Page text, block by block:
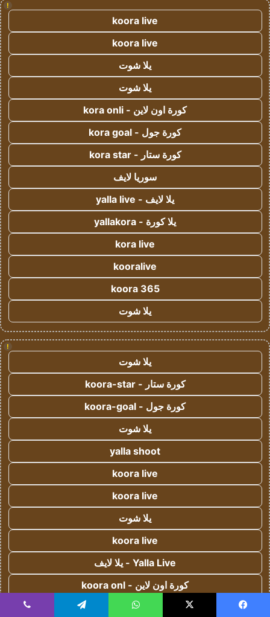
!
koora live
koora live
يلا شوت
يلا شوت
كورة اون لاين - kora onli
كورة جول - kora goal
كورة ستار - kora star
سوريا لايف
يلا لايف - yalla live
يلا كورة - yallakora
kora live
kooralive
koora 365
يلا شوت
!
يلا شوت
كورة ستار - koora-star
كورة جول - koora-goal
يلا شوت
yalla shoot
koora live
koora live
يلا شوت
koora live
Yalla Live - يلا لايف
كورة اون لاين - koora onl
يلا كورة - yallakora